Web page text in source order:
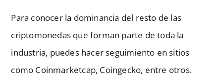
Para conocer la dominancia del resto de las
criptomonedas que forman parte de toda la
industria, puedes hacer seguimiento en sitios
como Coinmarketcap, Coingecko, entre otros.